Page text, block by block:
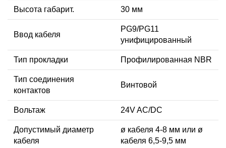
Высота габарит. 30 мм
Ввод кабеля
PG9/PG11
унифицированный
Тип прокладки Профилированная NBR
Тип соединения
контактов
Винтовой
Вольтаж 24V AC/DC
Допустимый диаметр
кабеля
ø кабеля 4-8 мм или ø
кабеля 6,5-9,5 мм